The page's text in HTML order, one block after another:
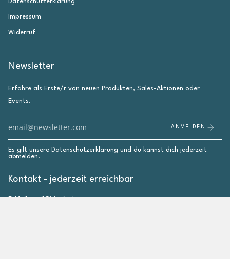
Impressum
Widerruf
Newsletter
Erfahre als Erste/r von neuen Produkten, Sales-Aktionen oder
Events.
ANMELDEN
Es gilt unsere Datenschutzerklärung und du kannst dich jederzeit
abmelden.
Kontakt - jederzeit erreichbar
E-Mail: mail@irieginal.com